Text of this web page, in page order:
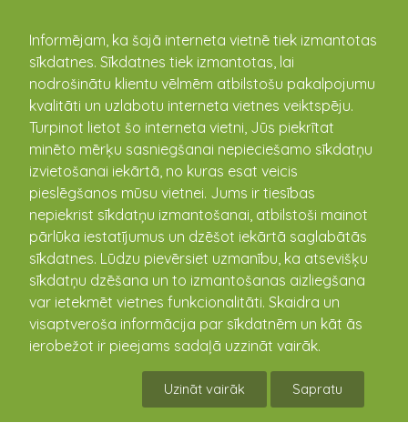
Informējam, ka šajā interneta vietnē tiek izmantotas
sīkdatnes. Sīkdatnes tiek izmantotas, lai
nodrošinātu klientu vēlmēm atbilstošu pakalpojumu
kvalitāti un uzlabotu interneta vietnes veiktspēju.
Turpinot lietot šo interneta vietni, Jūs piekrītat
minēto mērķu sasniegšanai nepieciešamo sīkdatņu
izvietošanai iekārtā, no kuras esat veicis
pieslēgšanos mūsu vietnei. Jums ir tiesības
nepiekrist sīkdatņu izmantošanai, atbilstoši mainot
pārlūka iestatījumus un dzēšot iekārtā saglabātās
sīkdatnes. Lūdzu pievērsiet uzmanību, ka atsevišķu
sīkdatņu dzēšana un to izmantošanas aizliegšana
var ietekmēt vietnes funkcionalitāti. Skaidra un
visaptveroša informācija par sīkdatnēm un kāt ās
ierobežot ir pieejams sadaļā uzzināt vairāk.
Uzināt vairāk Sapratu
kandava.lv
PASĀKUMU
KALENDĀRS
Kandavas taku skriešanas seriāls 4. posms